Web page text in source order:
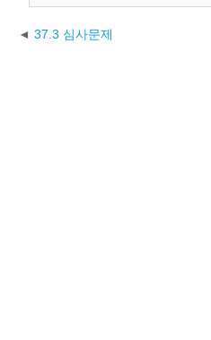
37.3 심사문제